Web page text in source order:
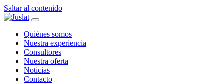
Saltar al contenido
Navegación
principal
Quiénes somos
Nuestra experiencia
Consultores
Nuestra oferta
Noticias
Contacto